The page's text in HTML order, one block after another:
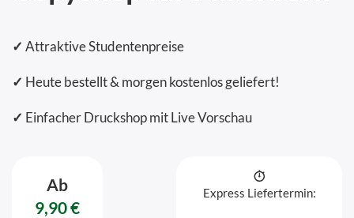
✓ Attraktive Studentenpreise
✓ Heute bestellt & morgen kostenlos geliefert!
✓ Einfacher Druckshop mit Live Vorschau
Ab
9,90 €
Express Liefertermin: